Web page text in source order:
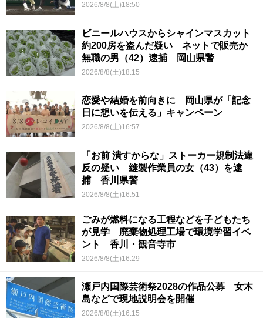
2026/8/8(土)18:50
ビニールハウスからシャインマスカット
約200房を盗んだ疑い ネットで販売か
無職の男（42）逮捕 岡山県警
2026/8/8(土)18:15
恋愛や結婚を前向きに 岡山県が「記念
日に想いを伝える」キャンペーン
2026/8/8(土)16:57
「お前 潰すからな」ストーカー規制法違
反の疑い 縫製作業員の女（43）を逮
捕 香川県警
2026/8/8(土)16:51
ごみが燃料になる工程などを子どもたち
が見学 廃棄物処理工場で環境学習イベ
ント 香川・観音寺市
2026/8/8(土)16:29
瀬戸内国際芸術祭2028の作品公募 女木
島などで現地説明会を開催
2026/8/8(土)16:15